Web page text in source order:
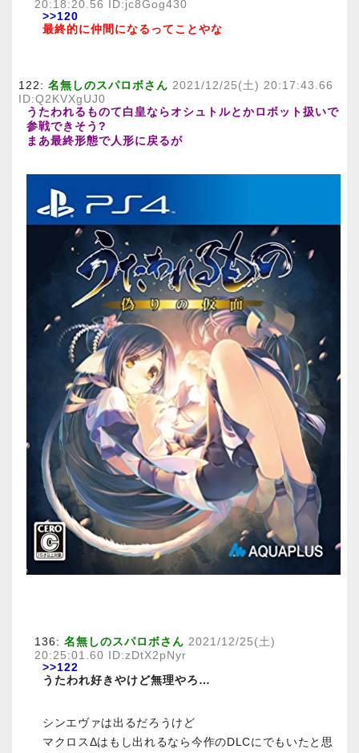
20:18:20.56 ID:jc8Gog430
>>120
最終的に仲間になるってことやな
122: 名無しのスパロボさん 2021/12/25(土) 20:17:43.66
ID:Q2KVXgUJ0
うたわれるものて白皇ならオシュトルとかロボット扱いで
参戦できそう?
まあ最終形態で人形に戻るが
136: 名無しのスパロボさん 2021/12/25(土)
20:25:01.60 ID:zDtX2pNyr
>>122
うたわれ好きやけど無理やろ…
シンエヴァは出るだろうけど
マクロスΔはもし出れるなら今作のDLCにでもいたと思